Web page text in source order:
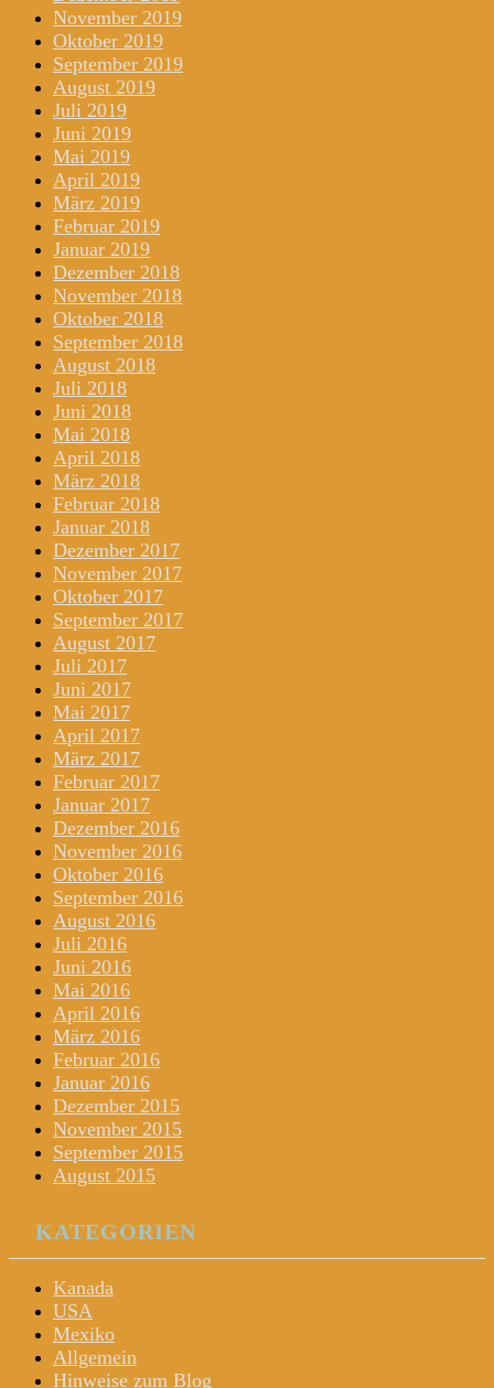
November 2019
Oktober 2019
September 2019
August 2019
Juli 2019
Juni 2019
Mai 2019
April 2019
März 2019
Februar 2019
Januar 2019
Dezember 2018
November 2018
Oktober 2018
September 2018
August 2018
Juli 2018
Juni 2018
Mai 2018
April 2018
März 2018
Februar 2018
Januar 2018
Dezember 2017
November 2017
Oktober 2017
September 2017
August 2017
Juli 2017
Juni 2017
Mai 2017
April 2017
März 2017
Februar 2017
Januar 2017
Dezember 2016
November 2016
Oktober 2016
September 2016
August 2016
Juli 2016
Juni 2016
Mai 2016
April 2016
März 2016
Februar 2016
Januar 2016
Dezember 2015
November 2015
September 2015
August 2015
KATEGORIEN
Kanada
USA
Mexiko
Allgemein
Hinweise zum Blog